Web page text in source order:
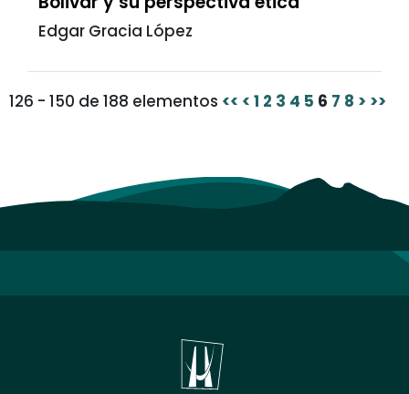
Edgar Gracia López
126 - 150 de 188 elementos << < 1 2 3 4 5 6 7 8 > >>